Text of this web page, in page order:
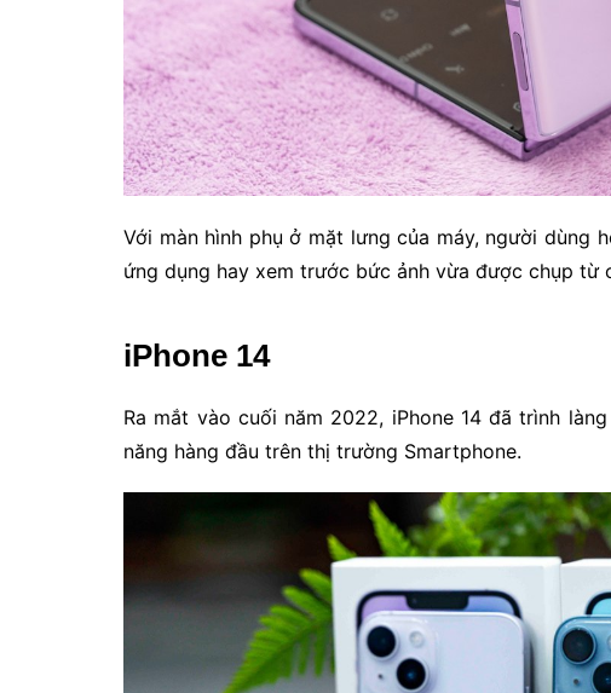
Với màn hình phụ ở mặt lưng của máy, người dùng
ứng dụng hay xem trước bức ảnh vừa được chụp từ
iPhone 14
Ra mắt vào cuối năm 2022, iPhone 14 đã trình
năng hàng đầu trên thị trường Smartphone.